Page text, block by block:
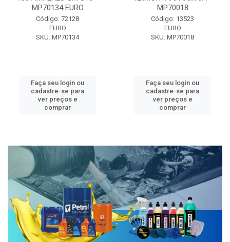
MP70134 EURO
Código: 72128
EURO
SKU: MP70134
Faça seu login ou
cadastre-se para
ver preços e
comprar
MP70018
Código: 13523
EURO
SKU: MP70018
Faça seu login ou
cadastre-se para
ver preços e
comprar